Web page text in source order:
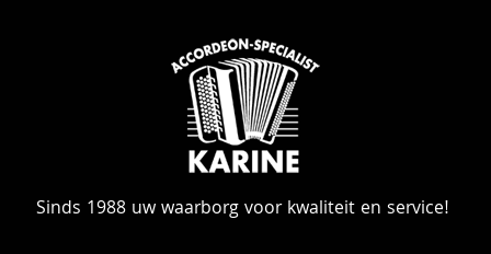
Sinds 1988 uw waarborg voor kwaliteit en service!